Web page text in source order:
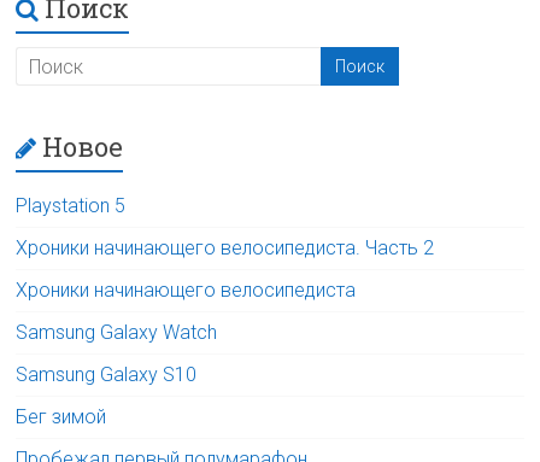
Поиск
Новое
Playstation 5
Хроники начинающего велосипедиста. Часть 2
Хроники начинающего велосипедиста
Samsung Galaxy Watch
Samsung Galaxy S10
Бег зимой